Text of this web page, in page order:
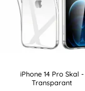
iPhone 14 Pro Skal -
Transparant